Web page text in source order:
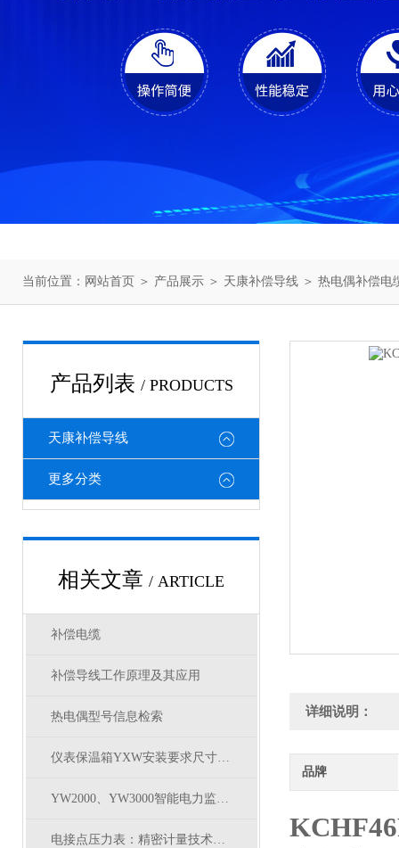
当前位置： 网站首页 ＞ 产品展示 ＞ 天康补偿导线 ＞ 热电偶补偿电
产品列表 / PRODUCTS
天康补偿导线
更多分类
相关文章 / ARTICLE
补偿电缆
补偿导线工作原理及其应用
热电偶型号信息检索
仪表保温箱YXW安装要求尺寸有哪些？
YW2000、YW3000智能电力监测仪与常规电量变送器的比较
电接点压力表：精密计量技术的关键
详细说明：
品牌